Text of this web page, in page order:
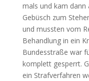
mals und kam dann
Gebüsch zum
und muss­ten vom
Behand­lung in ein
Bun­des­stra­ße war
kom­plett gesperrt.
ein Straf­ver­fah­ren